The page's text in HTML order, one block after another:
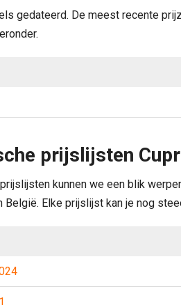
gedateerd. De meest recente
prijslijsten
kunnen we een blik
België. Elke prijslijst kan je nog